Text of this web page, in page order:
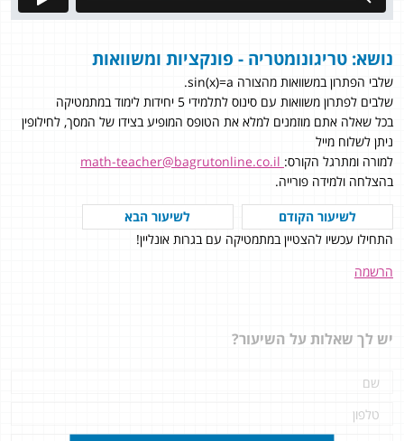
נושא: טריגונומטריה - פונקציות ומשוואות
שלבי הפתרון במשוואות מהצורה sin(x)=a.
שלבים לפתרון משוואות עם סינוס לתלמידי 5 יחידות לימוד במתמטיקה
בכל שאלה אתם מוזמנים למלא את הטופס המופיע בצידו של המסך, לחילופין
ניתן לשלוח מייל
למורה ומתרגל הקורס:
בהצלחה ולמידה פורייה.
לשיעור הקודם
לשיעור הבא
התחילו עכשיו להצטיין במתמטיקה עם בגרות אונליין!
הרשמה
יש לך שאלות על השיעור?